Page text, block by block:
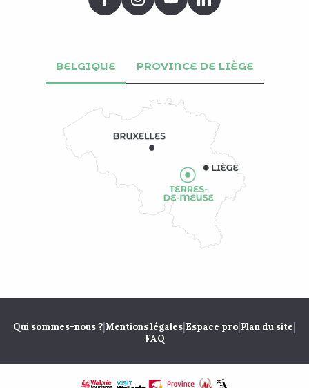
BELGIQUE PROVINCE DE LIÈGE
Qui sommes-nous ?|Mentions légales|Espace pro|Plan du site|
FAQ